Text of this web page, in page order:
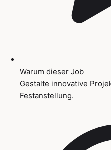
Warum dieser Job
Gestalte innovative
Festanstellung.